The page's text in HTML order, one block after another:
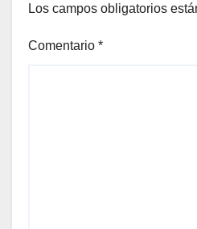
Los campos obligatorios
Comentario *